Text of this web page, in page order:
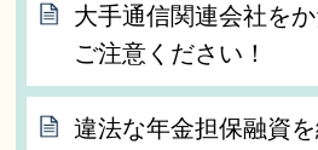
大手通信関連会社を
ご注意ください！
違法な年金担保融資